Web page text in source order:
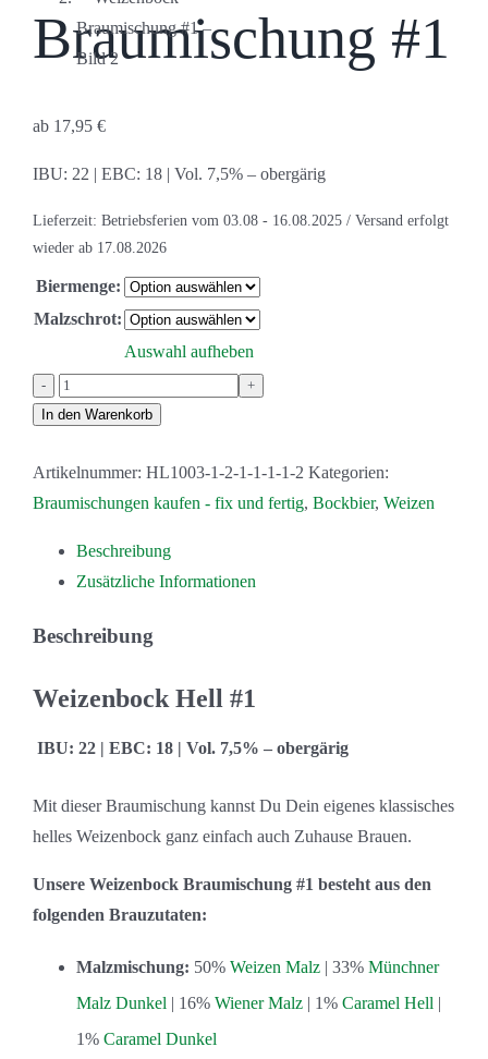
Braumischung #1
ab 17,95 €
IBU: 22 | EBC: 18 | Vol. 7,5% – obergärig
Lieferzeit: Betriebsferien vom 03.08 - 16.08.2025 / Versand erfolgt
wieder ab 17.08.2026
Biermenge:
Malzschrot:
Auswahl aufheben
Weizenbock
Braumischung
Menge
In den Warenkorb
Artikelnummer: HL1003-1-2-1-1-1-1-2 Kategorien:
Braumischungen kaufen - fix und fertig, Bockbier, Weizen
Beschreibung
Zusätzliche Informationen
Beschreibung
Weizenbock Hell #1
IBU: 22 | EBC: 18 | Vol. 7,5% – obergärig
Mit dieser Braumischung kannst Du Dein eigenes klassisches
helles Weizenbock ganz einfach auch Zuhause Brauen.
Unsere Weizenbock Braumischung #1 besteht aus den
folgenden Brauzutaten:
Malzmischung: 50% Weizen Malz | 33% Münchner
Malz Dunkel | 16% Wiener Malz | 1% Caramel Hell |
1% Caramel Dunkel